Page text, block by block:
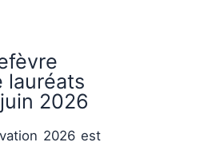
lauréats
2026
2026 est